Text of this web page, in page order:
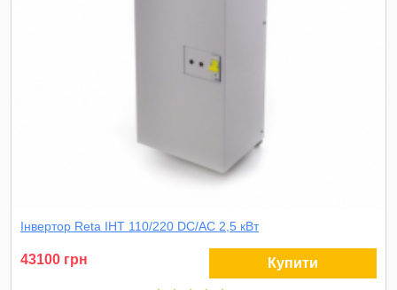
Інвертор Reta ІНТ 110/220 DC/AC 2,5 кВт
43100 грн Купити